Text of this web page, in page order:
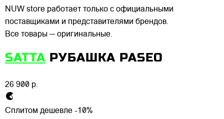
NUW store работает только с официальными
поставщиками и представителями брендов.
Все товары — оригинальные.
SATTA РУБАШКА PASEO
26 900 р.
Сплитом дешевле -10%